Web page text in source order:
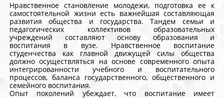
Нравственное становление молодежи, подготовка ее к
самостоятельной жизни есть важнейшая составляющая
развития общества и государства. Тандем семьи и
педагогических коллективов образовательных
учреждений составляют основу образования и
воспитания в вузе. Нравственное воспитание
студенчества как главной движущей силы общества
должно осуществляться на основе современного опыта
интегрированности учебного и воспитательного
процессов, баланса государственного, общественного и
семейного воспитания.
Опыт поколений убеждает, что воспитание имеет